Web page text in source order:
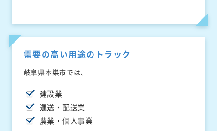
需要の高い用途のトラック
岐阜県本巣市では、
建設業
運送・配送業
農業・個人事業